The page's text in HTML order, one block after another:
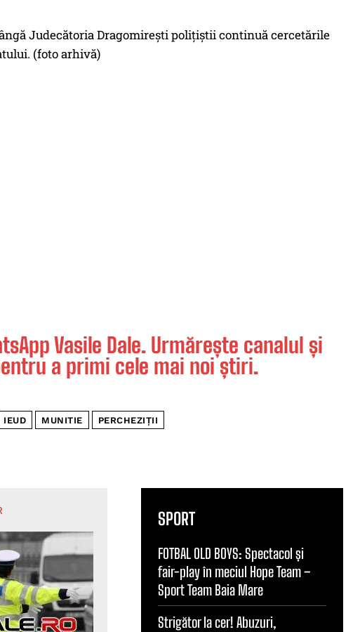
Judecătoria Dragomireşti poliţiştii continuă cercetările
(foto arhivă)
Vasile Dale. Urmărește canalul și
a primi cele mai noi știri.
IEUD MUNITIE PERCHEZIȚII
SPORT
FOTBAL OLD BOYS: Spectacol și
fair-play în meciul Hope Team –
Sport Team Baia Mare
Strigător la cer! Abuzuri,